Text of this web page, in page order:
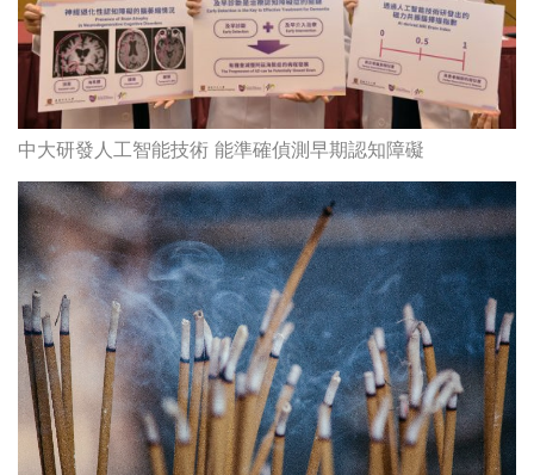
中大研發人工智能技術 能準確偵測早期認知障礙